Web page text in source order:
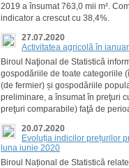
2019 a însumat 763,0 mii m².
indicator a crescut cu 38,4%.
27.07.2020
Activitatea agricolă în
Biroul Naţional de Statistică
gospodăriile de toate categoriile
(de fermier) și gospodăriile
preliminare, a însumat în preţuri
preţuri comparabile) faţă de
20.07.2020
Evoluția indicilor prețurilor
luna iunie 2020
Biroul Național de Statistică